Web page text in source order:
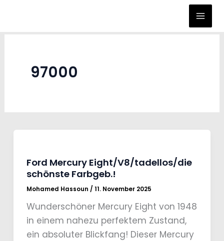
97000
Ford Mercury Eight/V8/tadellos/die
schönste Farbgeb.!
Mohamed Hassoun / 11. November 2025
Wunderschöner Mercury Eight von 1948
in einem nahezu perfektem Zustand,
ein absoluter Blickfang! Dieser Mercury